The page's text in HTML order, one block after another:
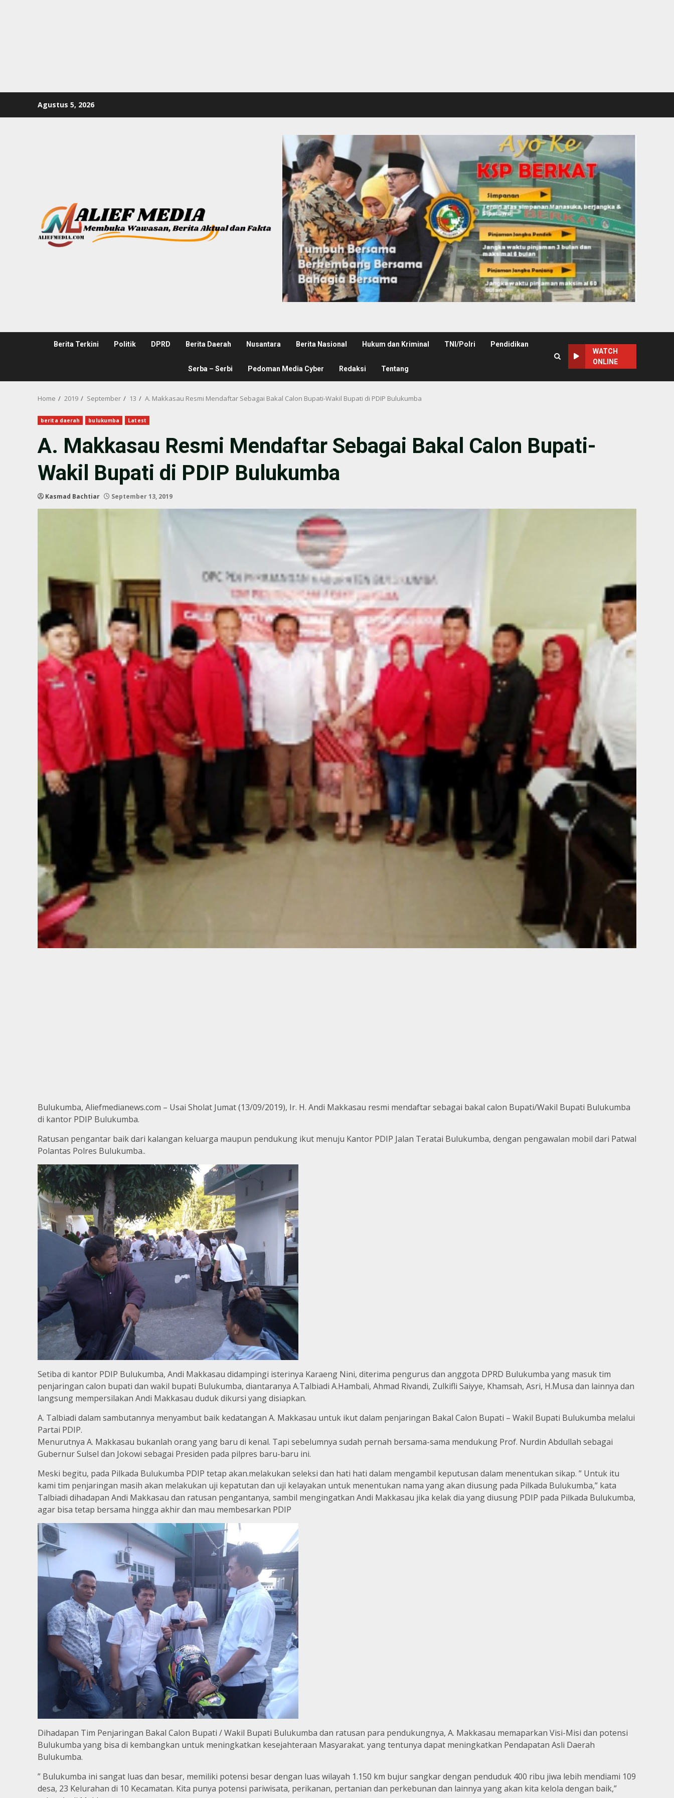
Agustus 5, 2026
Berita Terkini Politik DPRD Berita Daerah Nusantara Berita Nasional Hukum dan Kriminal TNI/Polri Pendidikan
Serba – Serbi Pedoman Media Cyber Redaksi Tentang
WATCH
ONLINE
Home 2019 September 13 A. Makkasau Resmi Mendaftar Sebagai Bakal Calon Bupati-Wakil Bupati di PDIP Bulukumba
berita daerah bulukumba Latest
A. Makkasau Resmi Mendaftar Sebagai Bakal Calon Bupati-
Wakil Bupati di PDIP Bulukumba
Kasmad Bachtiar September 13, 2019
Bulukumba, Aliefmedianews.com – Usai Sholat Jumat (13/09/2019), Ir. H. Andi Makkasau resmi mendaftar sebagai bakal calon Bupati/Wakil Bupati Bulukumba
di kantor PDIP Bulukumba.
Ratusan pengantar baik dari kalangan keluarga maupun pendukung ikut menuju Kantor PDIP Jalan Teratai Bulukumba, dengan pengawalan mobil dari Patwal
Polantas Polres Bulukumba..
Setiba di kantor PDIP Bulukumba, Andi Makkasau didampingi isterinya Karaeng Nini, diterima pengurus dan anggota DPRD Bulukumba yang masuk tim
penjaringan calon bupati dan wakil bupati Bulukumba, diantaranya A.Talbiadi A.Hambali, Ahmad Rivandi, Zulkifli Saiyye, Khamsah, Asri, H.Musa dan lainnya dan
langsung mempersilakan Andi Makkasau duduk dikursi yang disiapkan.
A. Talbiadi dalam sambutannya menyambut baik kedatangan A. Makkasau untuk ikut dalam penjaringan Bakal Calon Bupati – Wakil Bupati Bulukumba melalui
Partai PDIP.
Menurutnya A. Makkasau bukanlah orang yang baru di kenal. Tapi sebelumnya sudah pernah bersama-sama mendukung Prof. Nurdin Abdullah sebagai
Gubernur Sulsel dan Jokowi sebagai Presiden pada pilpres baru-baru ini.
Meski begitu, pada Pilkada Bulukumba PDIP tetap akan.melakukan seleksi dan hati hati dalam mengambil keputusan dalam menentukan sikap. ” Untuk itu
kami tim penjaringan masih akan melakukan uji kepatutan dan uji kelayakan untuk menentukan nama yang akan diusung pada Pilkada Bulukumba,” kata
Talbiadi dihadapan Andi Makkasau dan ratusan pengantanya, sambil mengingatkan Andi Makkasau jika kelak dia yang diusung PDIP pada Pilkada Bulukumba,
agar bisa tetap bersama hingga akhir dan mau membesarkan PDIP
Dihadapan Tim Penjaringan Bakal Calon Bupati / Wakil Bupati Bulukumba dan ratusan para pendukungnya, A. Makkasau memaparkan Visi-Misi dan potensi
Bulukumba yang bisa di kembangkan untuk meningkatkan kesejahteraan Masyarakat. yang tentunya dapat meningkatkan Pendapatan Asli Daerah
Bulukumba.
” Bulukumba ini sangat luas dan besar, memiliki potensi besar dengan luas wilayah 1.150 km bujur sangkar dengan penduduk 400 ribu jiwa lebih mendiami 109
desa, 23 Kelurahan di 10 Kecamatan. Kita punya potensi pariwisata, perikanan, pertanian dan perkebunan dan lainnya yang akan kita kelola dengan baik,”